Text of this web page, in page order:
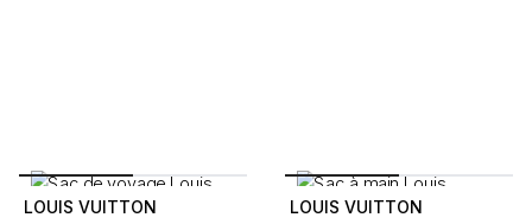
LOUIS VUITTON
LOUIS VUITTON